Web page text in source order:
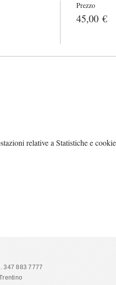
Prezzo
45,00 €
relative a Statistiche e
347 883 7777